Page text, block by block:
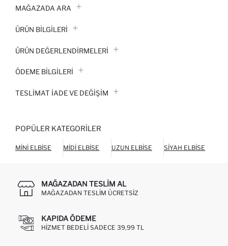
MAĞAZADA ARA
ÜRÜN BILGILERI
ÜRÜN DEĞERLENDİRMELERİ
ÖDEME BİLGİLERİ
TESLIMAT İADE VE DEĞIŞIM
POPÜLER KATEGORILER
MINI ELBISE MIDI ELBISE UZUN ELBISE SIYAH ELBISE
MAĞAZADAN TESLIM AL
MAĞAZADAN TESLIM ÜCRETSIZ
KAPIDA ÖDEME
HIZMET BEDELI SADECE 39,99 TL